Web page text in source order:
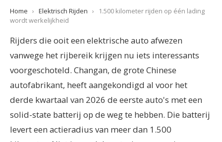
Home › Elektrisch Rijden ›
1.500 kilometer rijden op één lading
wordt werkelijkheid
Rijders die ooit een elektrische auto afwezen
vanwege het rijbereik krijgen nu iets interessants
voorgeschoteld. Changan, de grote Chinese
autofabrikant, heeft aangekondigd al voor het
derde kwartaal van 2026 de eerste auto's met een
solid-state batterij op de weg te hebben. Die batterij
levert een actieradius van meer dan 1.500